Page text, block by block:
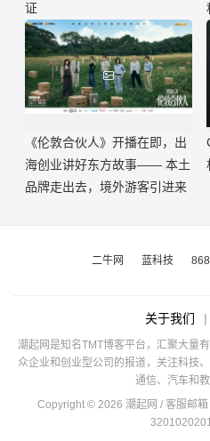
证
《伦敦合伙人》开播在即，出
海创业讲好东方故事—— 本土
品牌走出去，境外游客引进来
二牛网 蓝科技
关于我们 |
潮起网是知名TMT博客平台，汇聚大量
众企业和创业型公司的报道，关注科技
通信、汽车和教
Copyright © 2026 潮起网 / 客服邮箱